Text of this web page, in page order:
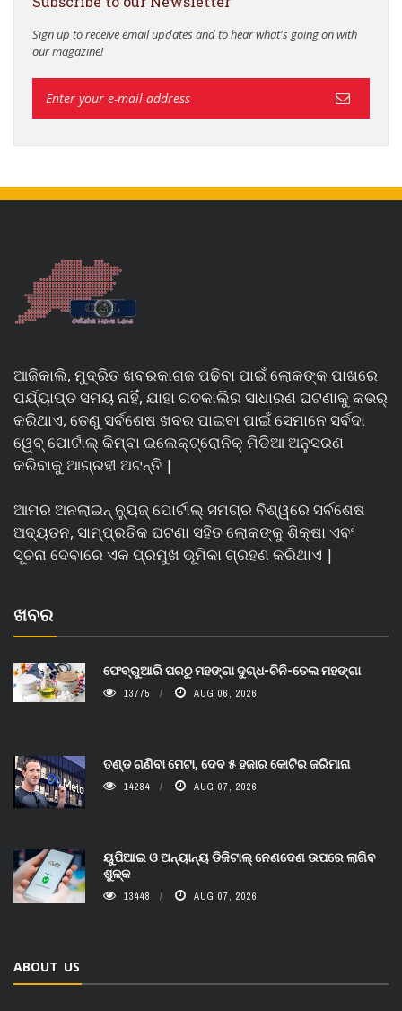
Sign up to receive email updates and to hear what's going on with
our magazine!
ଆଜିକାଲି, ମୁଦ୍ରିତ ଖବରକାଗଜ ପଢିବା ପାଇଁ ଲୋକଙ୍କ ପାଖରେ
ପର୍ଯ୍ୟାପ୍ତ ସମୟ ନାହିଁ, ଯାହା ଗତକାଲିର ସାଧାରଣ ଘଟଣାକୁ କଭର୍
କରିଥାଏ, ତେଣୁ ସର୍ବଶେଷ ଖବର ପାଇବା ପାଇଁ ସେମାନେ ସର୍ବଦା
ୱେବ୍ ପୋର୍ଟାଲ୍ କିମ୍ବା ଇଲେକ୍ଟ୍ରୋନିକ୍ ମିଡିଆ ଅନୁସରଣ
କରିବାକୁ ଆଗ୍ରହୀ ଅଟନ୍ତି |
ଆମର ଅନଲାଇନ୍ ନ୍ୟୁଜ୍ ପୋର୍ଟାଲ୍ ସମଗ୍ର ବିଶ୍ୱରେ ସର୍ବଶେଷ
ଅଦ୍ୟତନ, ସାମ୍ପ୍ରତିକ ଘଟଣା ସହିତ ଲୋକଙ୍କୁ ଶିକ୍ଷା ଏବଂ
ସୂଚନା ଦେବାରେ ଏକ ପ୍ରମୁଖ ଭୂମିକା ଗ୍ରହଣ କରିଥାଏ |
ଖବର
ଫେବ୍ରୁଆରି ପରଠୁ ମହଙ୍ଗା ଦୁଗ୍ଧ-ଚିନି-ତେଲ ମହଙ୍ଗା
13775 AUG 06, 2026
ତଣ୍ଡ ଗଣିବା ମେଟା, ଦେବ ୫ ହଜାର କୋଟିର ଜରିମାନା
14284 AUG 07, 2026
ୟୁପିଆଇ ଓ ଅନ୍ୟାନ୍ୟ ଡିଜିଟାଲ୍ ନେଣଦେଣ ଉପରେ ଲାଗିବ
ଶୁଳ୍କ
13448 AUG 07, 2026
ABOUT US